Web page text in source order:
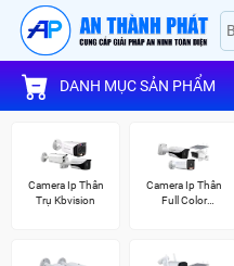
DANH MỤC SẢN PHẨM
Camera Ip Thân
Trụ Kbvision
Camera Ip Thân
Full Color